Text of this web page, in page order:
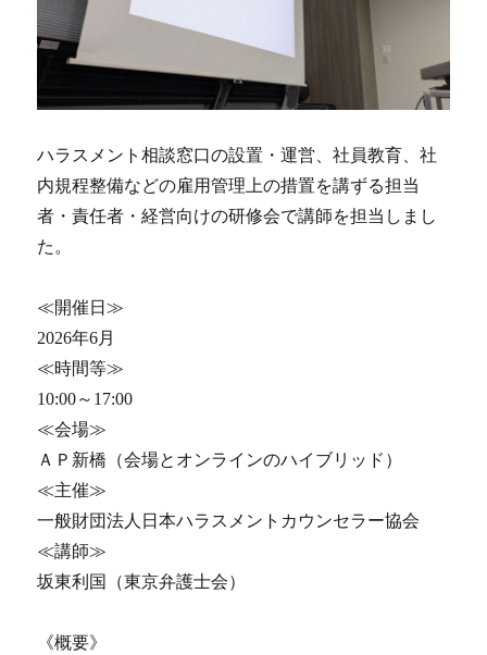
ハラスメント相談窓口の設置・運営、社員教育、社
内規程整備などの雇用管理上の措置を講ずる担当
者・責任者・経営向けの研修会で講師を担当しまし
た。
≪開催日≫
2026年6月
≪時間等≫
10:00～17:00
≪会場≫
ＡＰ新橋（会場とオンラインのハイブリッド）
≪主催≫
一般財団法人日本ハラスメントカウンセラー協会
≪講師≫
坂東利国（東京弁護士会）
《概要》